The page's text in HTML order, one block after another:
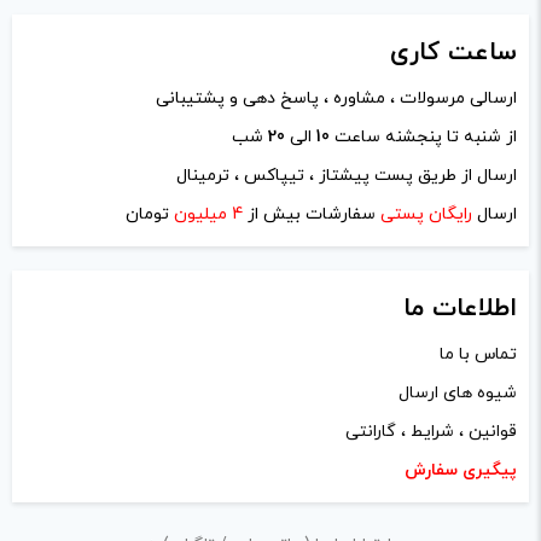
نام*
ایمیل*
ذخیره نام، ایمیل و وبسایت من در مرورگر برای زمانی که دوباره
دیدگاهی می‌نویسم.
لازم است محتوای ارسالی منطبق برعرف و شئونات جامعه و با
ساعت کاری
ارسالی مرسولات ، مشاوره ، پاسخ دهی و پشتیبانی
از شنبه تا پنجشنه ساعت 10 الی 20 شب
ارسال از طریق پست پیشتاز ، تیپاکس ، ترمینال
ارسال رایگان پستی سفارشات بیش از 4 میلیون تومان
اطلاعات ما
تماس با ما
شیوه های ارسال
قوانین ، شرایط ، گارانتی
پیگیری سفارش